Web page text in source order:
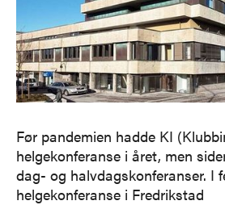
Før pandemien hadde KI
helgekonferanse i året, men
dag- og halvdagskonferanser. I
helgekonferanse i Fredrikstad